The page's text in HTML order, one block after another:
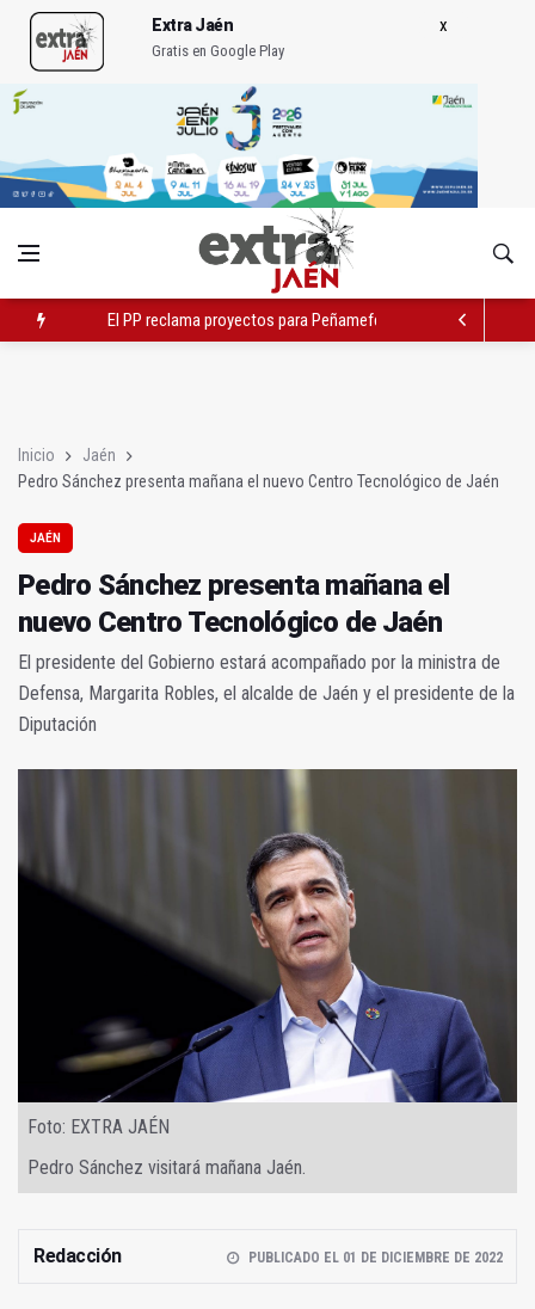
Extra Jaén
Gratis en Google Play
El PP reclama proyectos para Peñamefécit "guardados en el
Inicio
Jaén
Pedro Sánchez presenta mañana el nuevo Centro Tecnológico de Jaén
JAÉN
Pedro Sánchez presenta mañana el
nuevo Centro Tecnológico de Jaén
El presidente del Gobierno estará acompañado por la ministra de
Defensa, Margarita Robles, el alcalde de Jaén y el presidente de la
Diputación
Foto: EXTRA JAÉN
Pedro Sánchez visitará mañana Jaén.
Redacción PUBLICADO EL 01 DE DICIEMBRE DE 2022